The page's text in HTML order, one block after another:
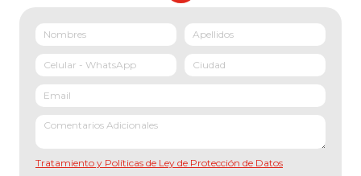
Tratamiento y Políticas de Ley de Protección de Datos